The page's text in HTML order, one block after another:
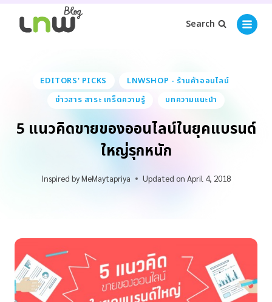
Search
EDITORS' PICKS
LNWSHOP - ร้านค้าออนไลน์
ข่าวสาร สาระ เกร็ดความรู้
บทความแนะนำ
5 แนวคิดขายของออนไลน์ในยุคแบรนด์
ใหญ่รุกหนัก
Inspired byMeMaytapriya Updated on April 4, 2018